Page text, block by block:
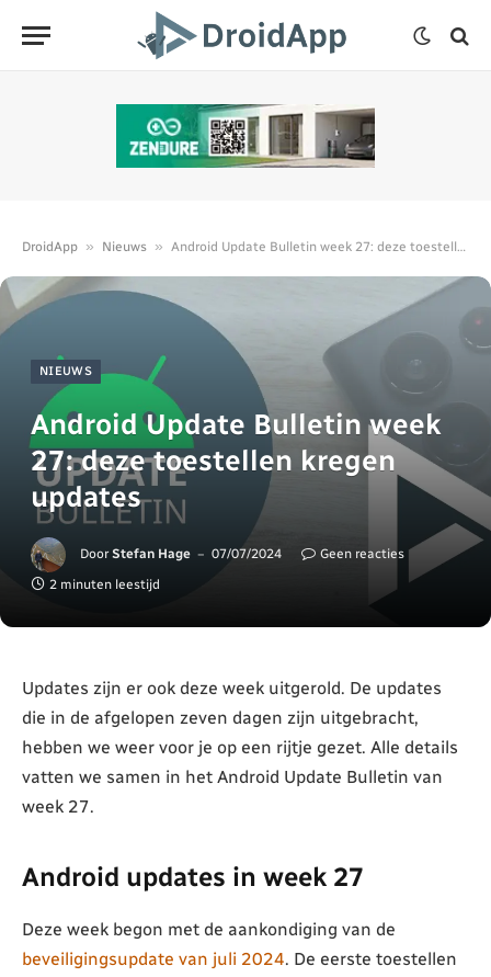
DroidApp » Nieuws » Android Update Bulletin week 27: deze toestellen kregen updates
NIEUWS
Android Update Bulletin week
27: deze toestellen kregen
updates
Door Stefan Hage 07/07/2024
Geen reacties
2 minuten leestijd
Updates zijn er ook deze week uitgerold. De updates
die in de afgelopen zeven dagen zijn uitgebracht,
hebben we weer voor je op een rijtje gezet. Alle details
vatten we samen in het Android Update Bulletin van
week 27.
Android updates in week 27
Deze week begon met de aankondiging van de
beveiligingsupdate van juli 2024. De eerste toestellen